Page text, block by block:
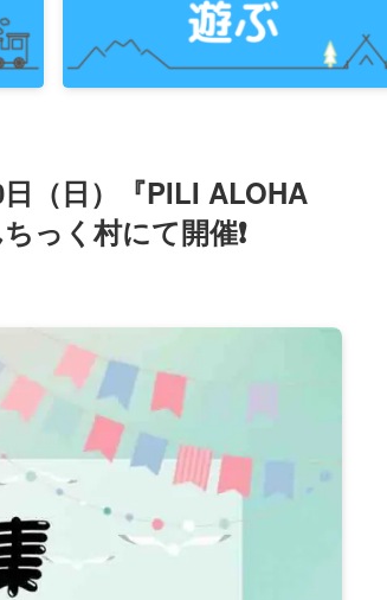
日（日）『PILI ALOHA
っく村にて開催❗️